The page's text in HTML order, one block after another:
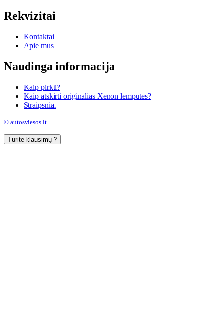
Rekvizitai
Kontaktai
Apie mus
Naudinga informacija
Kaip pirkti?
Kaip atskirti originalias Xenon lemputes?
Straipsniai
© autosviesos.lt
Turite klausimų ?